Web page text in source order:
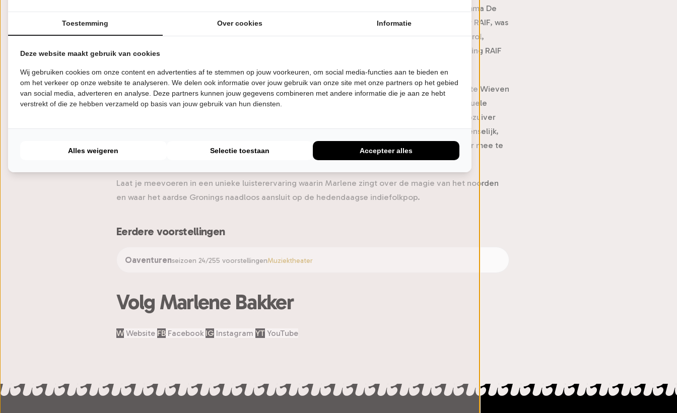
toe wat mij betreft het beste album van het jaar”, zei Frits Spits op NPO Radio 1 in zijn programma De
Taalstaat. Naast lovende vier -en vijfsterren albumrecensies ontving ze de streektaalprijs voor RAIF, was
ze support act van Daniël Lohues Elektrisch clubtour, speelde op festivals als Grasnapolsky, Oerol,
Festival der Aa en Noorderslag en ging op landelijke theatertournee met haar muziekvoorstelling RAIF
Inmiddels heeft Marlene zich ontwikkelt tot een ware verhalenverteller. Van de mythische Witte Wieven
tot het bezingen van de onvermijdelijke vergankelijkheid der dingen in Zolaank. Maar ook actuele
onderwerpen zoals het behoud van erfgoed en natuur komen aan bod in haar werk. Ieder loepzuiver
nieuw lied laat zich luisteren als de tranentrekkende slotscène van een film. Melancholisch, menselijk,
intiem en stevig in de Groningse grond geaard, reikt ze je de hand en vraagt ze je om met haar mee te
Laat je meevoeren in een unieke luisterervaring waarin Marlene zingt over de magie van het noorden
en waar het aardse Gronings naadloos aansluit op de hedendaagse indiefolkpop.
Eerdere voorstellingen
Oaventurenseizoen 24/255 voorstellingenMuziektheater
Volg Marlene Bakker
W Website FB Facebook IG Instagram YT YouTube
Toestemming Over cookies Informatie
Deze website maakt gebruik van cookies
Wij gebruiken cookies om onze content en advertenties af te stemmen op jouw voorkeuren, om social media-functies aan te bieden en
om het verkeer op onze website te analyseren. We delen ook informatie over jouw gebruik van onze site met onze partners op het gebied
van social media, adverteren en analyse. Deze partners kunnen jouw gegevens combineren met andere informatie die je aan ze hebt
verstrekt of die ze hebben verzameld op basis van jouw gebruik van hun diensten.
Alles weigeren Selectie toestaan Accepteer alles